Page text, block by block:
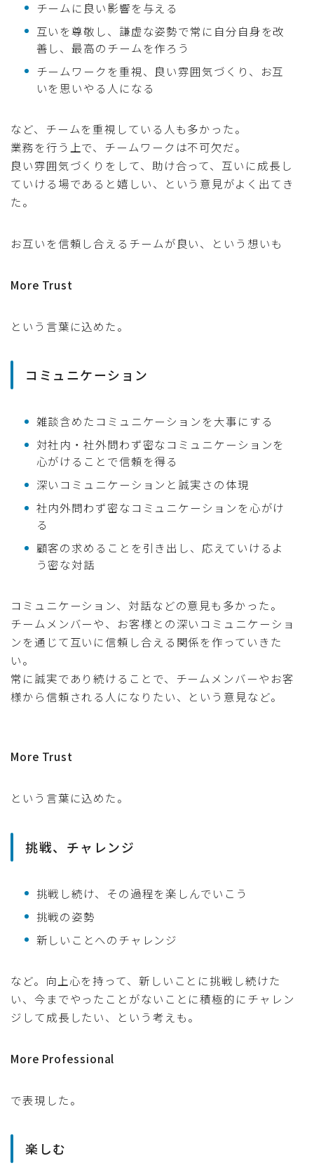
チームに良い影響を与える
互いを尊敬し、謙虚な姿勢で常に自分自身を改
善し、最高のチームを作ろう
チームワークを重視、良い雰囲気づくり、お互
いを思いやる人になる
など、チームを重視している人も多かった。
業務を行う上で、チームワークは不可欠だ。
良い雰囲気づくりをして、助け合って、互いに成長し
ていける場であると嬉しい、という意見がよく出てき
た。
お互いを信頼し合えるチームが良い、という想いも
More Trust
という言葉に込めた。
コミュニケーション
雑談含めたコミュニケーションを大事にする
対社内・社外問わず密なコミュニケーションを
心がけることで信頼を得る
深いコミュニケーションと誠実さの体現
社内外問わず密なコミュニケーションを心がけ
る
顧客の求めることを引き出し、応えていけるよ
う密な対話
コミュニケーション、対話などの意見も多かった。
チームメンバーや、お客様との深いコミュニケーショ
ンを通じて互いに信頼し合える関係を作っていきた
い。
常に誠実であり続けることで、チームメンバーやお客
様から信頼される人になりたい、という意見など。
More Trust
という言葉に込めた。
挑戦、チャレンジ
挑戦し続け、その過程を楽しんでいこう
挑戦の姿勢
新しいことへのチャレンジ
など。向上心を持って、新しいことに挑戦し続けた
い、今までやったことがないことに積極的にチャレン
ジして成長したい、という考えも。
More Professional
で表現した。
楽しむ